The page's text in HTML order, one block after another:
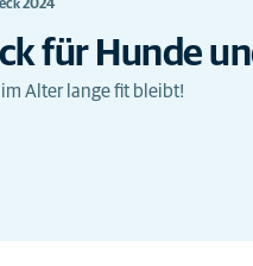
2024
für Hunde
Alter lange fit bleibt!